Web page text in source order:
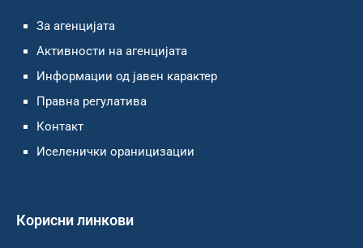
За агенцијата
Активности на агенцијата
Информации од јавен карактер
Правна регулатива
Контакт
Иселенички ораницизации
Корисни линкови